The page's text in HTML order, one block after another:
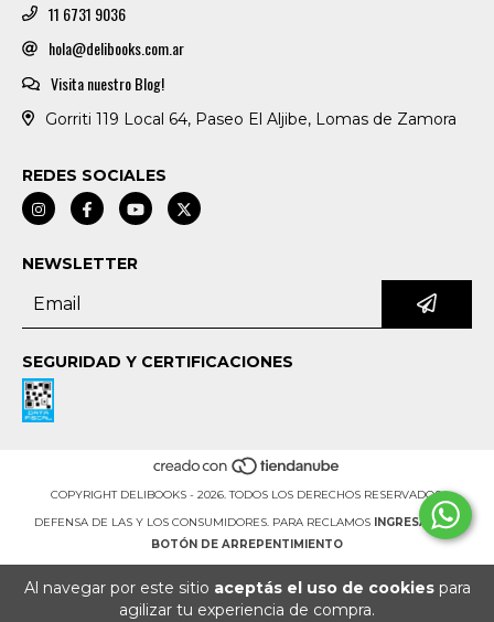
Al navegar por este sitio aceptás el uso de cookiespara
agilizar tu experiencia de compra.
11 6731 9036
hola@delibooks.com.ar
Visita nuestro Blog!
Gorriti 119 Local 64, Paseo El Aljibe, Lomas de Zamora
REDES SOCIALES
NEWSLETTER
SEGURIDAD Y CERTIFICACIONES
COPYRIGHT DELIBOOKS - 2026. TODOS LOS DERECHOS RESERVADOS.
DEFENSA DE LAS Y LOS CONSUMIDORES. PARA RECLAMOS
INGRESÁ ACÁ.
BOTÓN DE ARREPENTIMIENTO